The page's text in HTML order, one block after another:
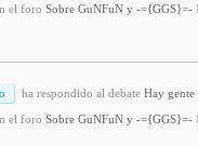
el foro Sobre GuNFuN y -={GGS}=-
ha respondido al debate Hay gente
el foro Sobre GuNFuN y -={GGS}=-